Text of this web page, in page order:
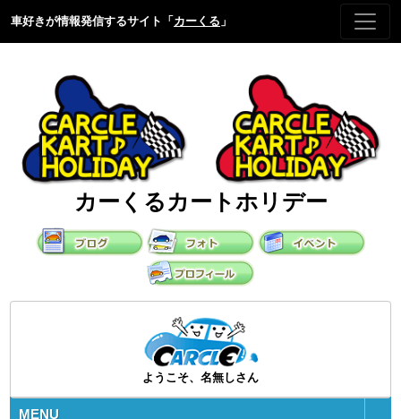
車好きが情報発信するサイト「 カーくる 」
カーくるカートホリデー
ようこそ、名無しさん
MENU